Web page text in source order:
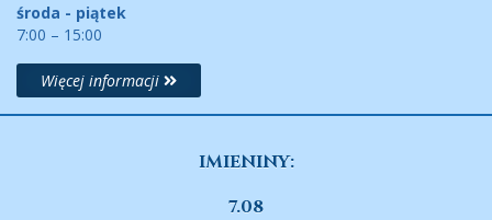
środa - piątek
7:00 – 15:00
Więcej informacji
IMIENINY:
7.08